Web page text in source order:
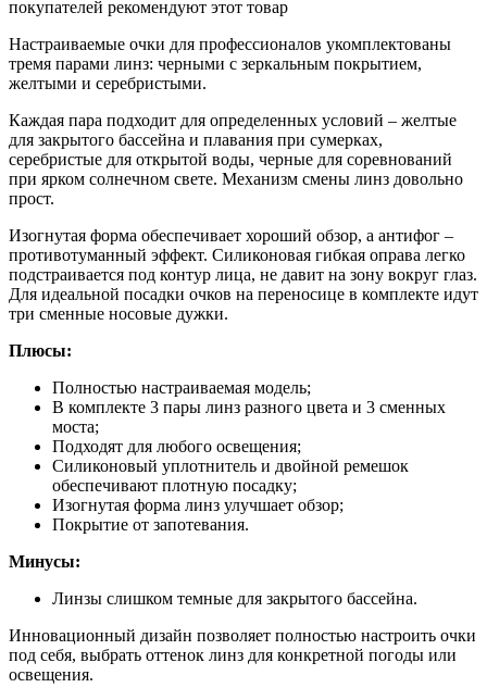
покупателей рекомендуют этот товар
Настраиваемые очки для профессионалов укомплектованы
тремя парами линз: черными с зеркальным покрытием,
желтыми и серебристыми.
Каждая пара подходит для определенных условий – желтые
для закрытого бассейна и плавания при сумерках,
серебристые для открытой воды, черные для соревнований
при ярком солнечном свете. Механизм смены линз довольно
прост.
Изогнутая форма обеспечивает хороший обзор, а антифог –
противотуманный эффект. Силиконовая гибкая оправа легко
подстраивается под контур лица, не давит на зону вокруг глаз.
Для идеальной посадки очков на переносице в комплекте идут
три сменные носовые дужки.
Плюсы:
Полностью настраиваемая модель;
В комплекте 3 пары линз разного цвета и 3 сменных
моста;
Подходят для любого освещения;
Силиконовый уплотнитель и двойной ремешок
обеспечивают плотную посадку;
Изогнутая форма линз улучшает обзор;
Покрытие от запотевания.
Минусы:
Линзы слишком темные для закрытого бассейна.
Инновационный дизайн позволяет полностью настроить очки
под себя, выбрать оттенок линз для конкретной погоды или
освещения.